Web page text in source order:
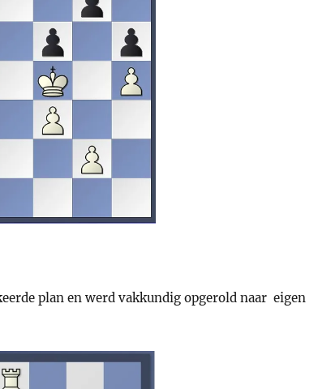
plan en werd vakkundig opgerold naar eigen